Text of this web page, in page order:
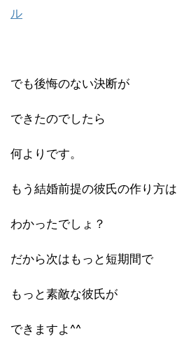
ル
でも後悔のない決断が
できたのでしたら
何よりです。
もう結婚前提の彼氏の作り方は
わかったでしょ？
だから次はもっと短期間で
もっと素敵な彼氏が
できますよ^^